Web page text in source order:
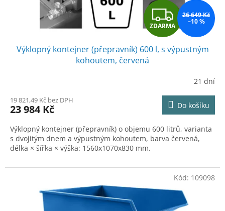
Z
D
A
M
A
ZDARMA
26 649 Kč
–10 %
Výklopný kontejner (přepravník) 600 l, s výpustným
kohoutem, červená
21 dní
19 821,49 Kč bez DPH
23 984 Kč Do košíku
Výklopný kontejner (přepravník) o objemu 600 litrů, varianta
s dvojitým dnem a výpustným kohoutem, barva červená,
délka × šířka × výška: 1560x1070x830 mm.
Kód: 109098